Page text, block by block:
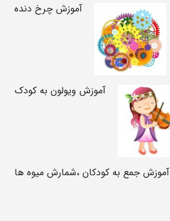
آموزش چرخ دنده
آموزش ویولون به کودک
آموزش جمع به کودکان ،شمارش میوه ها